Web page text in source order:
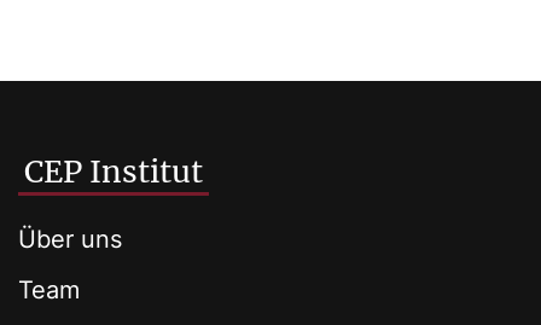
CEP Institut
Über uns
Team